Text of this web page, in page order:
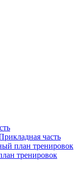
часть
план тренировок
тренировок